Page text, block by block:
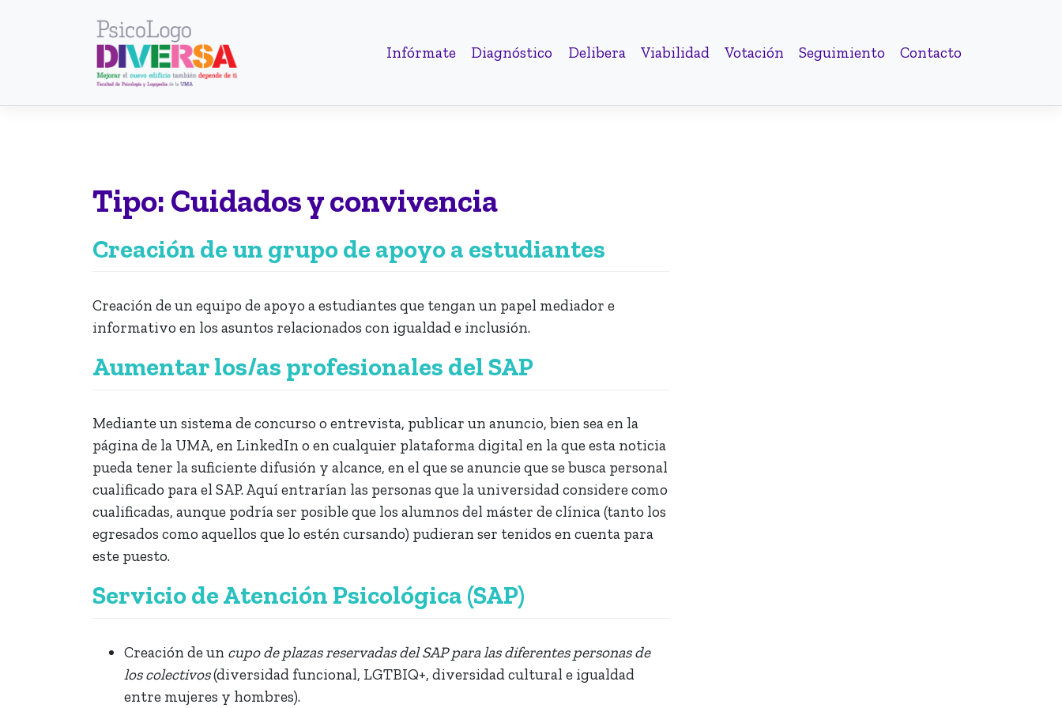
Infórmate Diagnóstico Delibera Viabilidad Votación Seguimiento Contacto
Tipo: Cuidados y convivencia
Creación de un grupo de apoyo a estudiantes
Creación de un equipo de apoyo a estudiantes que tengan un papel mediador e
informativo en los asuntos relacionados con igualdad e inclusión.
Aumentar los/as profesionales del SAP
Mediante un sistema de concurso o entrevista, publicar un anuncio, bien sea en la
página de la UMA, en LinkedIn o en cualquier plataforma digital en la que esta noticia
pueda tener la suficiente difusión y alcance, en el que se anuncie que se busca personal
cualificado para el SAP. Aquí entrarían las personas que la universidad considere como
cualificadas, aunque podría ser posible que los alumnos del máster de clínica (tanto los
egresados como aquellos que lo estén cursando) pudieran ser tenidos en cuenta para
este puesto.
Servicio de Atención Psicológica (SAP)
Creación de un cupo de plazas reservadas del SAP para las diferentes personas de
los colectivos(diversidad funcional, LGTBIQ+, diversidad cultural e igualdad
entre mujeres y hombres).